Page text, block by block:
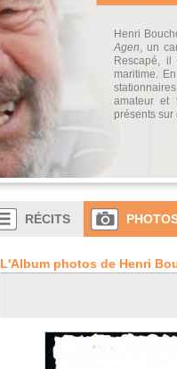
Henri
Agen, un
Rescapé,
maritime.
amateur et
présents sur
RÉCITS
L'Album photos de Henri